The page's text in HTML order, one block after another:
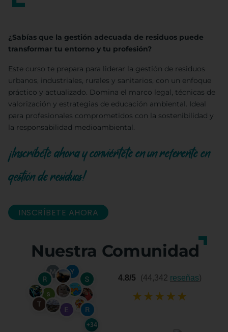
¿Sabías que la gestión adecuada de residuos puede
transformar tu entorno y tu profesión?
Este curso te prepara para liderar la gestión de residuos
urbanos, industriales, rurales y sanitarios, con un enfoque
práctico y actualizado. Domina el marco legal, técnicas de
valorización y estrategias de educación ambiental. Ideal
para profesionales comprometidos con la sostenibilidad y
la responsabilidad medioambiental.
¡Inscríbete ahora y conviértete en un referente en
gestión de residuos!
INSCRÍBETE AHORA
Nuestra Comunidad
+34
4.8/5 (44,342 reseñas)
★★★★★